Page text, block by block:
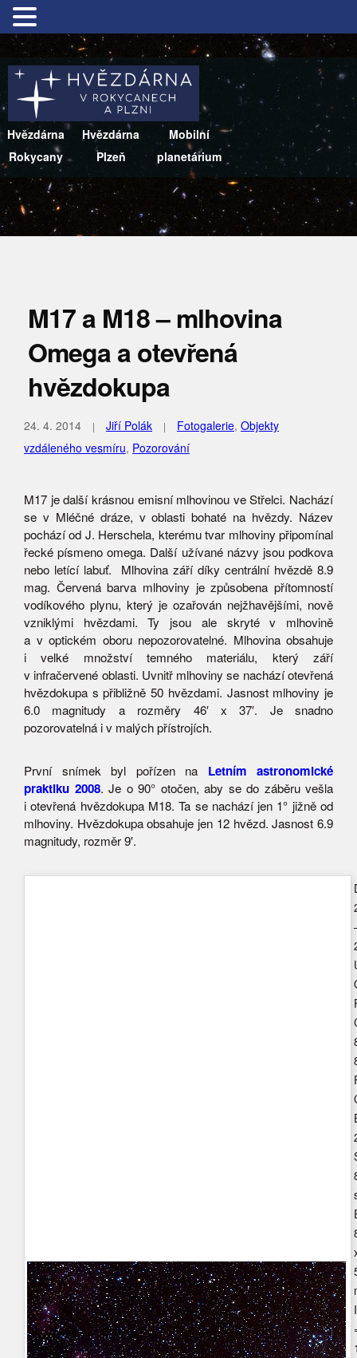
Hvězdárna
Rokycany
Hvězdárna
Plzeň
Mobilní
planetárium
M17 a M18 – mlhovina
Omega a otevřená
hvězdokupa
24. 4. 2014 Jiří Polák Fotogalerie, Objekty
vzdáleného vesmíru, Pozorování
M17 je další krásnou emisní mlhovinou ve Střelci. Nachází
se v Mléčné dráze, v oblasti bohaté na hvězdy. Název
pochází od J. Herschela, kterému tvar mlhoviny připomínal
řecké písmeno omega. Další užívané názvy jsou podkova
nebo letící labuť. Mlhovina září díky centrální hvězdě 8.9
mag. Červená barva mlhoviny je způsobena přítomností
vodíkového plynu, který je ozařován nejžhavějšími, nově
vzniklými hvězdami. Ty jsou ale skryté v mlhovině
a v optickém oboru nepozorovatelné. Mlhovina obsahuje
i velké množství temného materiálu, který září
v infračervené oblasti. Uvnitř mlhoviny se nachází otevřená
hvězdokupa s přibližně 50 hvězdami. Jasnost mlhoviny je
6.0 magnitudy a rozměry 46′ x 37′. Je snadno
pozorovatelná i v malých přístrojích.
První snímek byl pořízen na Letním astronomické
praktiku 2008. Je o 90° otočen, aby se do záběru vešla
i otevřená hvězdokupa M18. Ta se nachází jen 1° jižně od
mlhoviny. Hvězdokupa obsahuje jen 12 hvězd. Jasnost 6.9
magnitudy, rozměr 9′.